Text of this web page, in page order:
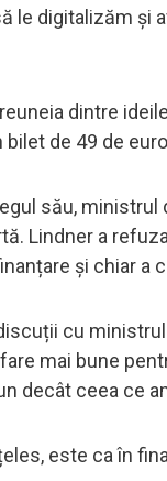
le digitalizăm și
dintre
de 49 de
său, ministrul
Lindner a
și chiar
cu
mai bune
decât ceea ce
este ca în